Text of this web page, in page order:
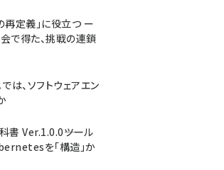
再定義」に役立つ ー
得た、挑戦の連鎖
は、ソフトウェアエン
書 Ver.1.0.0――ツール
を「構造」か